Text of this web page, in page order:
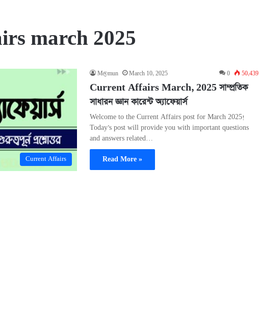
march 2025
Current Affairs
M@mun March 10, 2025 0 50,439
Current Affairs March, 2025 সাম্প্রতিক
সাধারন জ্ঞান কারেন্ট অ্যাফেয়ার্স
Welcome to the Current Affairs post for March 2025!
Today’s post will provide you with important questions
and answers related…
Read More »